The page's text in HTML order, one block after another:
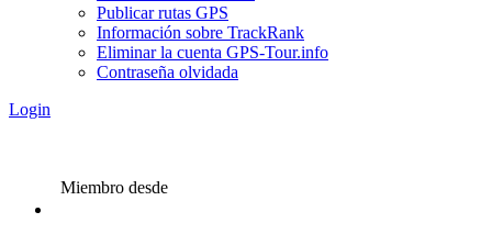
Publicar rutas GPS
Información sobre TrackRank
Eliminar la cuenta GPS-Tour.info
Contraseña olvidada
Login
Miembro desde